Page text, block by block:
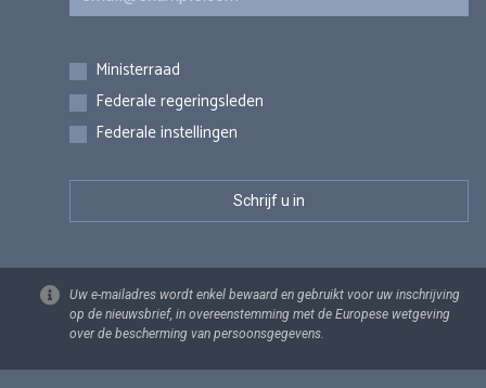
Inschrijvingen
Ministerraad
Federale regeringsleden
Federale instellingen
Uw e-mailadres wordt enkel bewaard en gebruikt voor uw inschrijving
op de nieuwsbrief, in overeenstemming met de Europese wetgeving
over de bescherming van persoonsgegevens.